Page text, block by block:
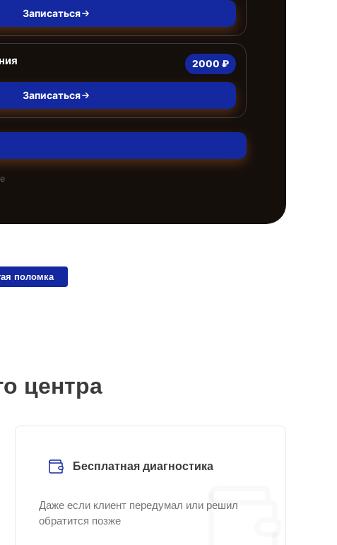
Записаться
2000 ₽
Записаться
поломка
центра
Бесплатная диагностика
Даже если клиент передумал или решил
обратится позже